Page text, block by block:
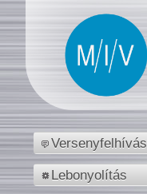
Versenyfelhívás
Lebonyolítás